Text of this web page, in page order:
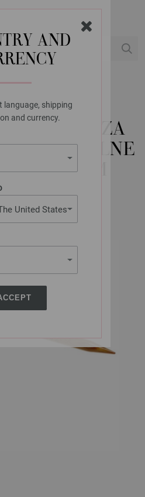
AND
language, shipping
and currency.
United States
GROSSA
IGLE ZA
SIGNALNE
9,0/120CM